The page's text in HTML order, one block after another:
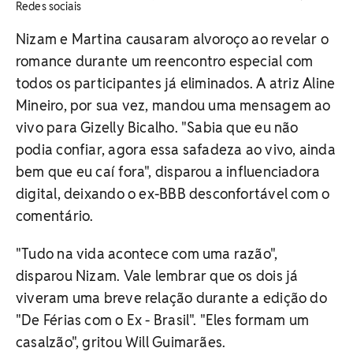
Redes sociais
Nizam e Martina causaram alvoroço ao revelar o
romance durante um reencontro especial com
todos os participantes já eliminados. A atriz Aline
Mineiro, por sua vez, mandou uma mensagem ao
vivo para Gizelly Bicalho. "Sabia que eu não
podia confiar, agora essa safadeza ao vivo, ainda
bem que eu caí fora", disparou a influenciadora
digital, deixando o ex-BBB desconfortável com o
comentário.
"Tudo na vida acontece com uma razão",
disparou Nizam. Vale lembrar que os dois já
viveram uma breve relação durante a edição do
"De Férias com o Ex - Brasil". "Eles formam um
casalzão", gritou Will Guimarães.